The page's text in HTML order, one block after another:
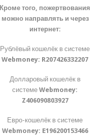
Кроме того, пожертвования
можно направлять и через
интернет:
Рублёвый кошелёк в системе
Webmoney: R207426332207
Долларовый кошелёк в
системеWebmoney:
Z406090803927
Евро-кошелёк в системе
Webmoney: E196200153466